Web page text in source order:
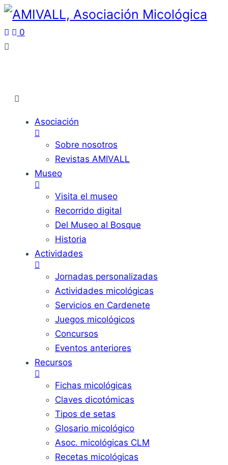
0
Asociación
Sobre nosotros
Revistas AMIVALL
Museo
Visita el museo
Recorrido digital
Del Museo al Bosque
Historia
Actividades
Jornadas personalizadas
Actividades micológicas
Servicios en Cardenete
Juegos micológicos
Concursos
Eventos anteriores
Recursos
Fichas micológicas
Claves dicotómicas
Tipos de setas
Glosario micológico
Asoc. micológicas CLM
Recetas micológicas